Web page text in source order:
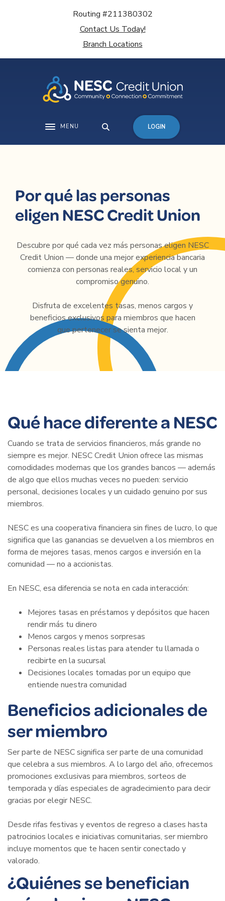
Routing #211380302
Contact Us Today!
Branch Locations
Toggle navigation
MENU LOGIN
Por qué las personas
eligen NESC Credit Union
Descubre por qué cada vez más personas eligen NESC
Credit Union — donde una mejor experiencia bancaria
comienza con personas reales, servicio local y un
compromiso genuino.
Disfruta de excelentes tasas, menos cargos y
beneficios exclusivos para miembros que hacen
que pertenecer se sienta mejor.
Qué hace diferente a NESC
Cuando se trata de servicios financieros, más grande no
siempre es mejor. NESC Credit Union ofrece las mismas
comodidades modernas que los grandes bancos — además
de algo que ellos muchas veces no pueden: servicio
personal, decisiones locales y un cuidado genuino por sus
miembros.
NESC es una cooperativa financiera sin fines de lucro, lo que
significa que las ganancias se devuelven a los miembros en
forma de mejores tasas, menos cargos e inversión en la
comunidad — no a accionistas.
En NESC, esa diferencia se nota en cada interacción:
Mejores tasas en préstamos y depósitos que hacen
rendir más tu dinero
Menos cargos y menos sorpresas
Personas reales listas para atender tu llamada o
recibirte en la sucursal
Decisiones locales tomadas por un equipo que
entiende nuestra comunidad
Beneficios adicionales de
ser miembro
Ser parte de NESC significa ser parte de una comunidad
que celebra a sus miembros. A lo largo del año, ofrecemos
promociones exclusivas para miembros, sorteos de
temporada y días especiales de agradecimiento para decir
gracias por elegir NESC.
Desde rifas festivas y eventos de regreso a clases hasta
patrocinios locales e iniciativas comunitarias, ser miembro
incluye momentos que te hacen sentir conectado y
valorado.
¿Quiénes se benefician